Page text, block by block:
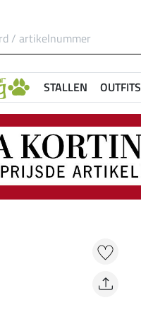
STALLEN OUTFITS